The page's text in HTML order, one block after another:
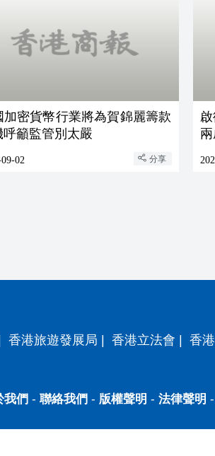
加密貨幣行業將為賀錦麗籌款
呼籲監管別太嚴
02 分享
香港旅遊發展局 香港立法會 香
我們 - 聯絡我們 - 版權聲明 - 法律聲明 -